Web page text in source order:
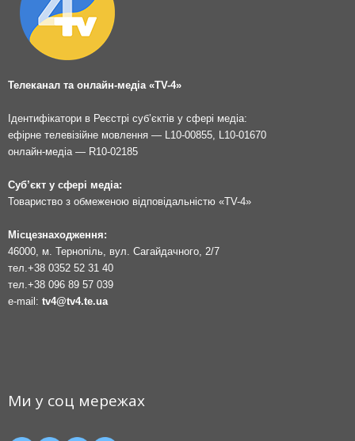
Телеканал та онлайн-медіа «TV-4»
Ідентифікатори в Реєстрі суб’єктів у сфері медіа:
ефірне телевізійне мовлення — L10-00855, L10-01670
онлайн-медіа — R10-02185
Суб’єкт у сфері медіа:
Товариство з обмеженою відповідальністю «TV-4»
Місцезнаходження:
46000, м. Тернопіль, вул. Сагайдачного, 2/7
тел. +38 0352 52 31 40
тел. +38 096 89 57 039
e-mail: tv4@tv4.te.ua
Ми у соц мережах